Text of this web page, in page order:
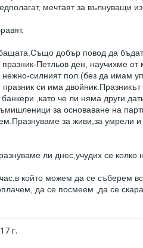
мечтаят за вълнуващи
добър повод да бъдат
Петльов ден, научихме от
нежно-силният пол (без да имам
празник си има
,като че ли няма други
за основаване на
за живи,за умрели и
ли днес,учудих се колко
който можем да се съберем
да се посмеем ,да се
г.